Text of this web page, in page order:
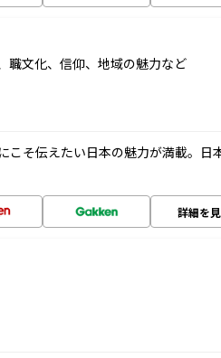
文化、信仰、地域の魅力など
こそ伝えたい日本の魅力が満載。日
詳細を